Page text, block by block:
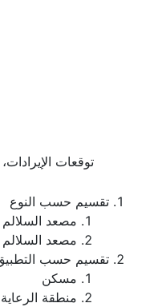
توقعات
تقسيم حسب النوع
مصعد السلالم
مصعد السلالم
تقسيم حسب
مسكن
منطقة